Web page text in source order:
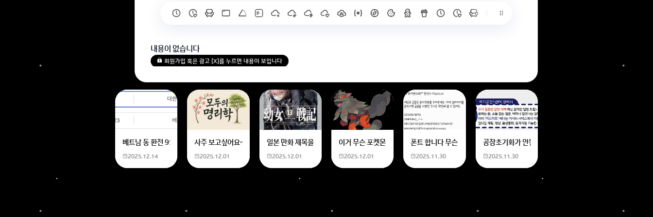
내용이 없습니다
회원가입 혹은 광고 [X]를 누르면 내용이 보입니다
베트남 동 환전 950,000원동 한화 계산할때0하나 빼고 나누기 2하면 되는거 아닌가요??제가 알고 있는거랑
2025.12.14
사주 보고싶어요~ 사주 보고 싶은데 어디서 봐야할 지모르겠어요여자 양력 2007 04 06
2025.12.01
일본 만화 제목을 찾습니다 - 비행 마법 저격 여자 기억하기로는 위의 내용에 있는 일본 만화 제목을 찾습니다. 만화의 내용은
2025.12.01
이거 무슨 포켓몬이에요? 신기하네요
2025.12.01
폰트 합니다 무슨 폰트인지 알려주세요
2025.11.30
공장초기화가 안됩니다 제가 볼륨 아래버튼이랑 전원버튼
2025.11.30